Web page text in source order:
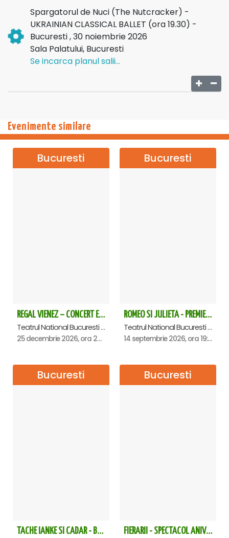
coregrafie" Ivan Zhuravlov (fondator al companieiUkrainian Classical
Ballet) -ucballet.com
Vă invităm să trăiți magia baletuluiThe Nutcracker
2026, la Sala Palatului din București! Asigurați-vă locurile și pregătiți-
Spargatorul de Nuci (The Nutcracker) -
UKRAINIAN CLASSICAL BALLET (ora 19.30) -
Bucuresti , 30 noiembrie 2026
Sala Palatului, Bucuresti
Se incarca planul salii...
Evenimente similare
Bucuresti
REGAL VIENEZ – CONCERT EXTRAORDINAR DE CRACIUN - Bucuresti
Teatrul National Bucuresti - Sala Ion Caramitru, Bucuresti
25 decembrie 2026, ora 20:00
Bucuresti
ROMEO SI JULIETA - PREMIERA OFICIALA - Bucuresti
Teatrul National Bucuresti - Sala Ion Caramitru, Bucuresti
14 septembrie 2026, ora 19:00
Bucuresti
TACHE IANKE SI CADAR - Bucuresti
Bucuresti
FIERARII - SPECTACOL ANIVERSAR GEORGE MIHĂIȚĂ